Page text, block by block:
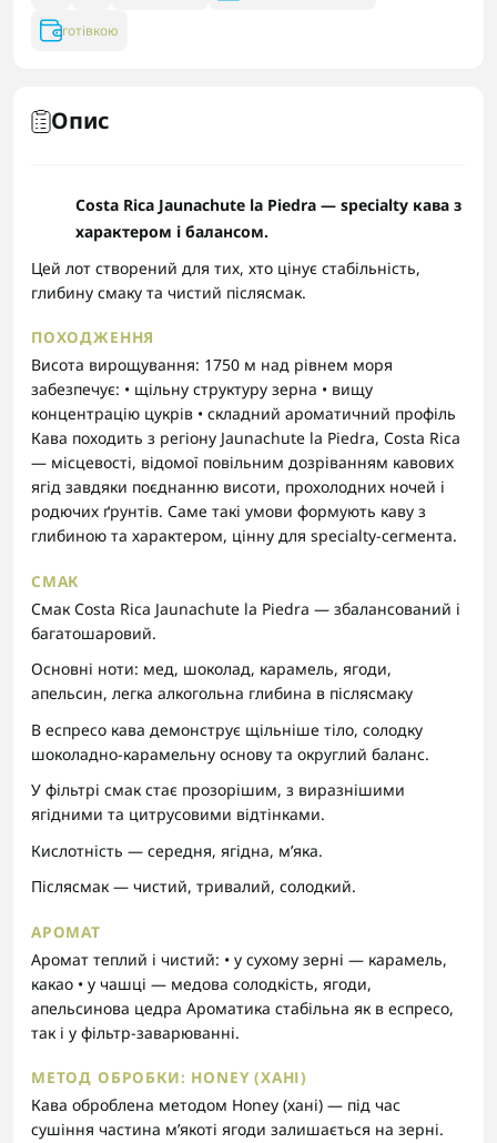
готівкою
Опис
Costa Rica Jaunachute la Piedra — specialty кава з
характером і балансом.
Цей лот створений для тих, хто цінує стабільність,
глибину смаку та чистий післясмак.
ПОХОДЖЕННЯ
Висота вирощування: 1750 м над рівнем моря
забезпечує: • щільну структуру зерна • вищу
концентрацію цукрів • складний ароматичний профіль
Кава походить з регіону Jaunachute la Piedra, Costa Rica
— місцевості, відомої повільним дозріванням кавових
ягід завдяки поєднанню висоти, прохолодних ночей і
родючих ґрунтів. Саме такі умови формують каву з
глибиною та характером, цінну для specialty-сегмента.
СМАК
Cмак Costa Rica Jaunachute la Piedra — збалансований і
багатошаровий.
Основні ноти: мед, шоколад, карамель, ягоди,
апельсин, легка алкогольна глибина в післясмаку
В еспресо кава демонструє щільніше тіло, солодку
шоколадно-карамельну основу та округлий баланс.
У фільтрі смак стає прозорішим, з виразнішими
ягідними та цитрусовими відтінками.
Кислотність — середня, ягідна, м’яка.
Післясмак — чистий, тривалий, солодкий.
АРОМАТ
Аромат теплий і чистий: • у сухому зерні — карамель,
какао • у чашці — медова солодкість, ягоди,
апельсинова цедра Ароматика стабільна як в еспресо,
так і у фільтр-заварюванні.
МЕТОД ОБРОБКИ: HONEY (ХАНІ)
Кава оброблена методом Honey (хані) — під час
сушіння частина м’якоті ягоди залишається на зерні.